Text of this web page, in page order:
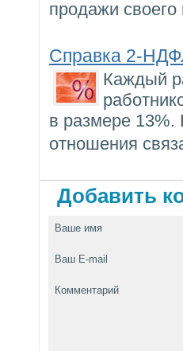
продажи
Справка 2-
Каждый
в размере 13%.
отношения
Добавить
Ваше имя
Ваш E-mail
Комментарий